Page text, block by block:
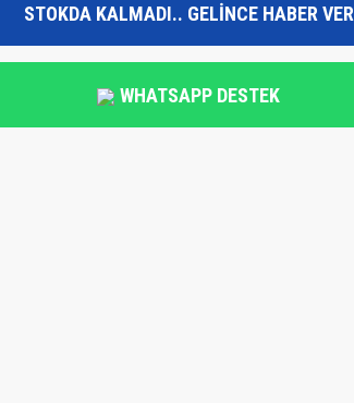
STOKDA KALMADI.. GELİNCE HABER VER
WHATSAPP DESTEK